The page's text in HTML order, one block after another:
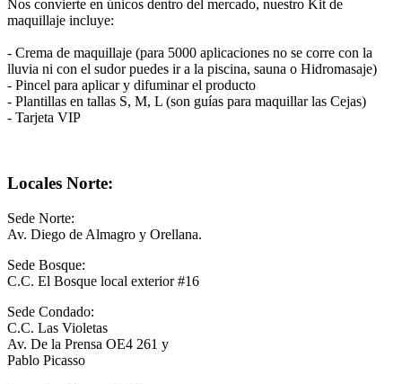
Nos convierte en únicos dentro del mercado, nuestro Kit de
maquillaje incluye:
- Crema de maquillaje (para 5000 aplicaciones no se corre con la
lluvia ni con el sudor puedes ir a la piscina, sauna o Hidromasaje)
- Pincel para aplicar y difuminar el producto
- Plantillas en tallas S, M, L (son guías para maquillar las Cejas)
- Tarjeta VIP
Locales Norte:
Sede Norte:
Av. Diego de Almagro y Orellana.
Sede Bosque:
C.C. El Bosque local exterior #16
Sede Condado:
C.C. Las Violetas
Av. De la Prensa OE4 261 y
Pablo Picasso